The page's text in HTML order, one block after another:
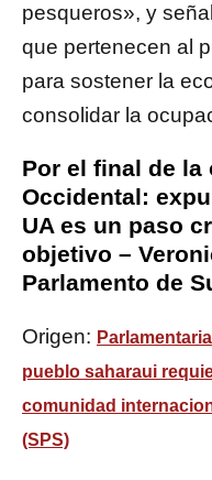
pesqueros», y
que pertenecen al
para sostener la
consolidar la
Por el final de la
Occidental:
UA es un paso
objetivo –
Parlamento de
Origen:
pueblo saharaui
comunidad
(SPS)